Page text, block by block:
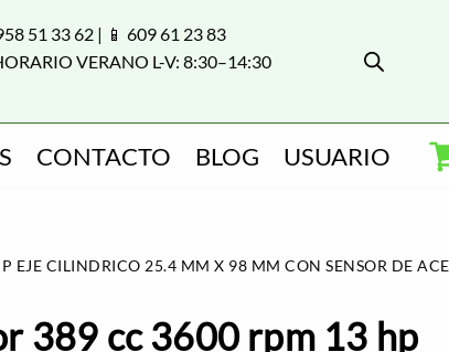
51 33 62 | 📱 609 61 23 83
VERANO L-V: 8:30–14:30
CONTACTO BLOG USUARIO
EJE CILINDRICO 25.4 MM X 98 MM CON SENSOR DE
389 cc 3600 rpm 13 hp